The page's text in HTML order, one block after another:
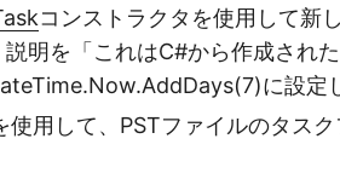
コンストラクタを使用して新
明を「これはC#から作成された
に設定
使用して、PSTファイルのタス